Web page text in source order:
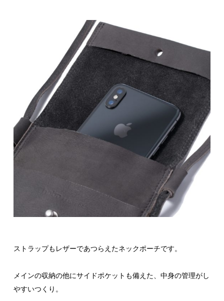
ストラップもレザーであつらえたネックポーチです。
メインの収納の他にサイドポケットも備えた、中身の管理がし
やすいつくり。